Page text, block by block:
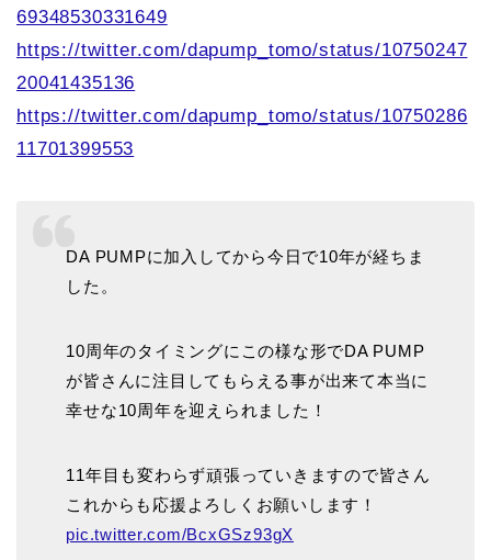
69348530331649
https://twitter.com/dapump_tomo/status/10750247
20041435136
https://twitter.com/dapump_tomo/status/10750286
11701399553
DA PUMPに加入してから今日で10年が経ちま
した。
10周年のタイミングにこの様な形でDA PUMP
が皆さんに注目してもらえる事が出来て本当に
幸せな10周年を迎えられました！
11年目も変わらず頑張っていきますので皆さん
これからも応援よろしくお願いします！
pic.twitter.com/BcxGSz93gX